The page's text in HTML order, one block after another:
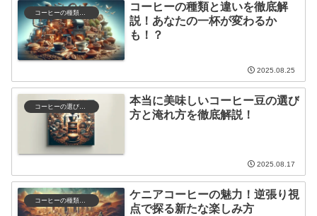
コーヒーの種類と特徴
コーヒーの種類と違いを徹底解
説！あなたの一杯が変わるか
も！？
2025.08.25
コーヒーの選び方と保存
本当に美味しいコーヒー豆の選び
方と淹れ方を徹底解説！
2025.08.17
コーヒーの種類と特徴
ケニアコーヒーの魅力！逆張り視
点で探る新たな楽しみ方